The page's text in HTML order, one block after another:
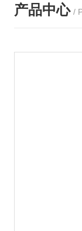
产品中心 /